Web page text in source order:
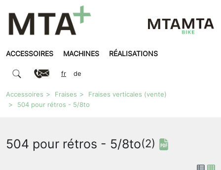
ACCESSOIRES MACHINES RÉALISATIONS
fr de
Accessoires Fraises
Fraises verticales (vente)
504 pour rétros - 5/8to
504 pour rétros - 5/8to(2)